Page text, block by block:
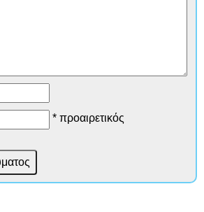
* προαιρετικός